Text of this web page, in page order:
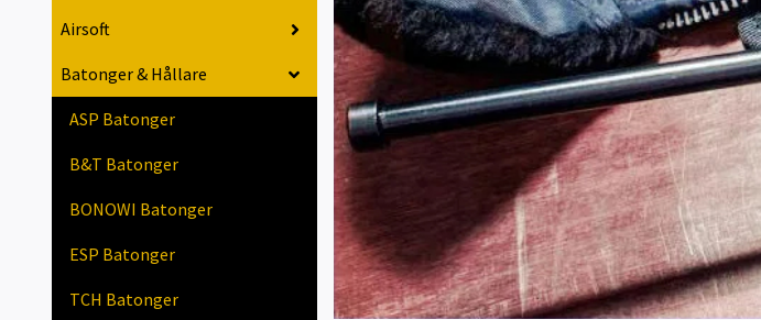
Airsoft
Batonger & Hållare
ASP Batonger
B&T Batonger
BONOWI Batonger
ESP Batonger
TCH Batonger